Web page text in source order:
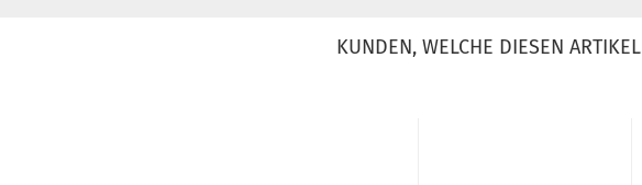
KUNDEN, WELCHE DIESEN